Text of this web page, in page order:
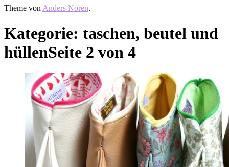
Theme vonAnders Norén.
Kategorie: taschen, beutel und
hüllenSeite 2 von 4